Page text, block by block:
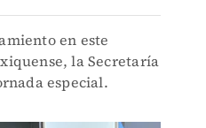
en este
la Secretaría
especial.